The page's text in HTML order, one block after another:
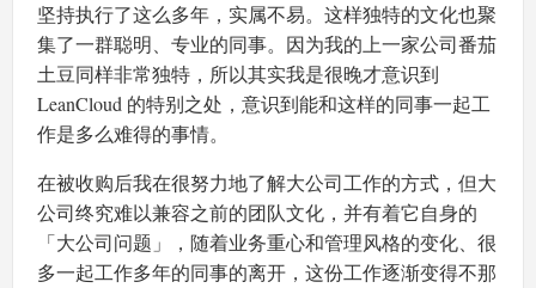
坚持执行了这么多年，实属不易。这样独特的文化也聚
集了一群聪明、专业的同事。因为我的上一家公司番茄
土豆同样非常独特，所以其实我是很晚才意识到
LeanCloud 的特别之处，意识到能和这样的同事一起工
作是多么难得的事情。
在被收购后我在很努力地了解大公司工作的方式，但大
公司终究难以兼容之前的团队文化，并有着它自身的
「大公司问题」，随着业务重心和管理风格的变化、很
多一起工作多年的同事的离开，这份工作逐渐变得不那